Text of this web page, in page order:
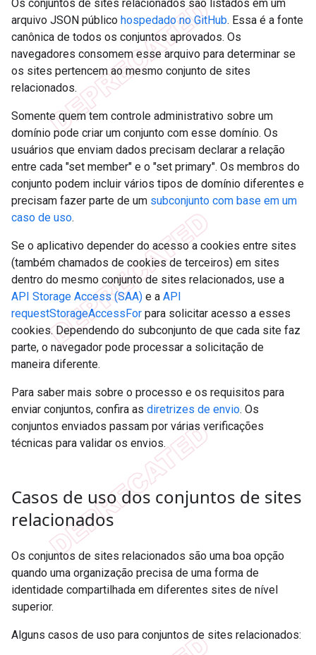
Os conjuntos de sites relacionados são listados em um
arquivo JSON público hospedado no GitHub. Essa é a fonte
canônica de todos os conjuntos aprovados. Os
navegadores consomem esse arquivo para determinar se
os sites pertencem ao mesmo conjunto de sites
relacionados.
Somente quem tem controle administrativo sobre um
domínio pode criar um conjunto com esse domínio. Os
usuários que enviam dados precisam declarar a relação
entre cada "set member" e o "set primary". Os membros do
conjunto podem incluir vários tipos de domínio diferentes e
precisam fazer parte de um subconjunto com base em um
caso de uso.
Se o aplicativo depender do acesso a cookies entre sites
(também chamados de cookies de terceiros) em sites
dentro do mesmo conjunto de sites relacionados, use a
API Storage Access (SAA) e a API
requestStorageAccessFor para solicitar acesso a esses
cookies. Dependendo do subconjunto de que cada site faz
parte, o navegador pode processar a solicitação de
maneira diferente.
Para saber mais sobre o processo e os requisitos para
enviar conjuntos, confira as diretrizes de envio. Os
conjuntos enviados passam por várias verificações
técnicas para validar os envios.
Casos de uso dos conjuntos de sites
relacionados
Os conjuntos de sites relacionados são uma boa opção
quando uma organização precisa de uma forma de
identidade compartilhada em diferentes sites de nível
superior.
Alguns casos de uso para conjuntos de sites relacionados: